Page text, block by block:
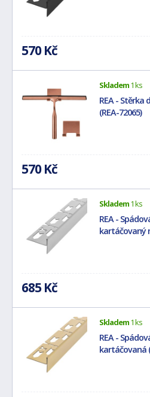
570 Kč
Skladem1 ks
REA - Stěrka
(REA-72065)
570 Kč
Skladem1 ks
REA -
kartáčovaný
685 Kč
Skladem1 ks
REA -
kartáčovaná